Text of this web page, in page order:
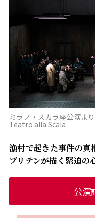
ミラノ・スカラ座公演
Teatro alla Scala
漁村で起きた事件の
ブリテンが描く緊迫の
公演